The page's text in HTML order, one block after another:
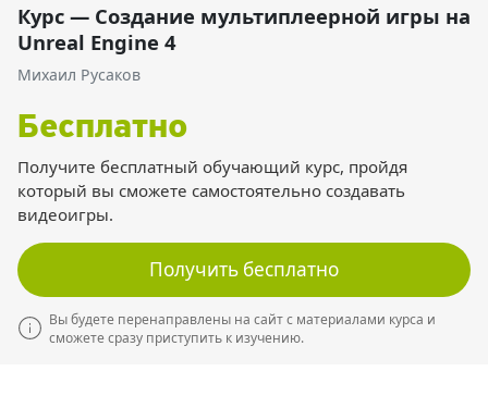
Курс — Создание мультиплеерной игры на
Unreal Engine 4
Михаил Русаков
Бесплатно
Получите бесплатный обучающий курс, пройдя
который вы сможете самостоятельно создавать
видеоигры.
Получить бесплатно
Вы будете перенаправлены на сайт с материалами курса и
сможете сразу приступить к изучению.